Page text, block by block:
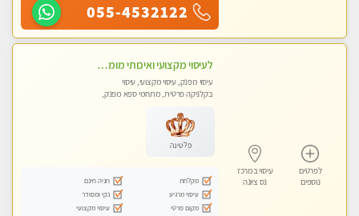
055-4532122
לפרטים
נוספים
עיסוי במרכז
נס ציונה
לעיסוי מקצועי ואיכותי מומלץ מאוד!! ממתינה לך שתגיע מעסה פרטית-ללא מין !!
עיסוי מפנק, עיסוי מקצועי, עיסוי
בקלניקה פרטית, מתחמי ספא מפנק,
פלטינה
מקלחת
חניה חינם
עיסוי מרגיע
נקי ומסודר
מקום פרטי
עיסוי מקצועי